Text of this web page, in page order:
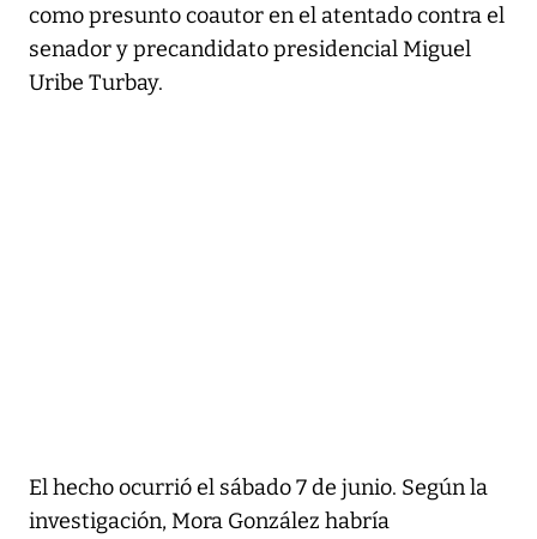
como presunto coautor en el atentado contra el
senador y precandidato presidencial Miguel
Uribe Turbay.
El hecho ocurrió el sábado 7 de junio. Según la
investigación, Mora González habría